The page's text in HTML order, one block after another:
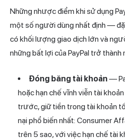
Những nhược điểm khi sử dụng
một số người dùng nhất định —
có khối lượng giao dịch lớn và
những bất lợi của PayPal trở thành
Đóng băng tài khoản —
hoặc hạn chế vĩnh viễn tài
trước, giữ tiền trong tài khoản
nại phổ biến nhất: Consumer
trên 5 sao, với việc hạn chế tài